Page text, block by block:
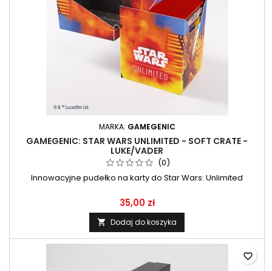
MARKA: GAMEGENIC
GAMEGENIC: STAR WARS UNLIMITED - SOFT CRATE -
LUKE/VADER
(0)
Innowacyjne pudełko na karty do Star Wars: Unlimited
35,00 zł
 Dodaj do koszyka
favorite_border